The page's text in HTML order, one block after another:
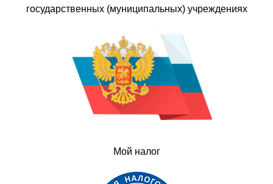
государственных (муниципальных) учреждениях
Мой налог